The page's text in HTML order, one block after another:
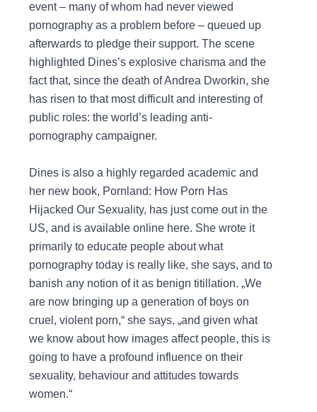
event – many of whom had never viewed
pornography as a problem before – queued up
afterwards to pledge their support. The scene
highlighted Dines’s explosive charisma and the
fact that, since the death of Andrea Dworkin, she
has risen to that most difficult and interesting of
public roles: the world’s leading anti-
pornography campaigner.
Dines is also a highly regarded academic and
her new book, Pornland: How Porn Has
Hijacked Our Sexuality, has just come out in the
US, and is available online here. She wrote it
primarily to educate people about what
pornography today is really like, she says, and to
banish any notion of it as benign titillation. „We
are now bringing up a generation of boys on
cruel, violent porn,“ she says, „and given what
we know about how images affect people, this is
going to have a profound influence on their
sexuality, behaviour and attitudes towards
women.“